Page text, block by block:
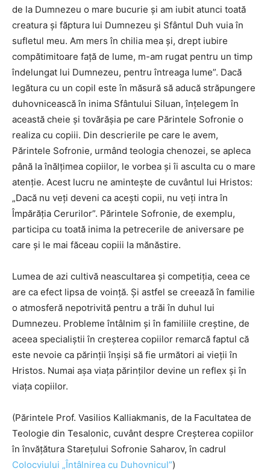
de la Dumnezeu o mare bucurie și am iubit atunci toată
creatura și făptura lui Dumnezeu și Sfântul Duh vuia în
sufletul meu. Am mers în chilia mea și, drept iubire
compătimitoare față de lume, m-am rugat pentru un timp
îndelungat lui Dumnezeu, pentru întreaga lume”. Dacă
legătura cu un copil este în măsură să aducă străpungere
duhovnicească în inima Sfântului Siluan, înțelegem în
această cheie și tovărășia pe care Părintele Sofronie o
realiza cu copiii. Din descrierile pe care le avem,
Părintele Sofronie, urmând teologia chenozei, se apleca
până la înălțimea copiilor, le vorbea și îi asculta cu o mare
atenție. Acest lucru ne amintește de cuvântul lui Hristos:
„Dacă nu veți deveni ca acești copii, nu veți intra în
Împărăția Cerurilor”. Părintele Sofronie, de exemplu,
participa cu toată inima la petrecerile de aniversare pe
care și le mai făceau copiii la mănăstire.
Lumea de azi cultivă neascultarea și competiția, ceea ce
are ca efect lipsa de voință. Și astfel se creează în familie
o atmosferă nepotrivită pentru a trăi în duhul lui
Dumnezeu. Probleme întâlnim și în familiile creștine, de
aceea specialiștii în creșterea copiilor remarcă faptul că
este nevoie ca părinții înșiși să fie următori ai vieții în
Hristos. Numai așa viața părinților devine un reflex și în
viața copiilor.
(Părintele Prof. Vasilios Kalliakmanis, de la Facultatea de
Teologie din Tesalonic, cuvânt despre Creșterea copiilor
în învățătura Starețului Sofronie Saharov, în cadrul
Colocviului „Întâlnirea cu Duhovnicul”)